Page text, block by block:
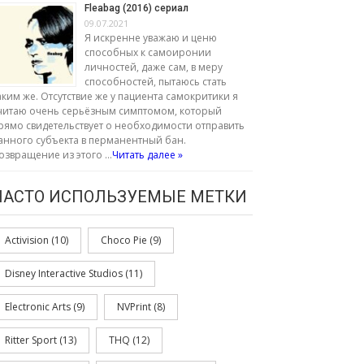
Fleabag (2016) сериал
09.07.2021
Я искренне уважаю и ценю
способных к самоиронии
личностей, даже сам, в меру
способностей, пытаюсь стать
же. Отсутствие же у пациента самокритики я
очень серьёзным симптомом, который
свидетельствует о необходимости отправить
субъекта в перманентный бан.
из этого …Читать далее »
ИСПОЛЬЗУЕМЫЕ МЕТКИ
Activision (10) Choco Pie (9)
Disney Interactive Studios (11)
Electronic Arts (9) NVPrint (8)
Ritter Sport (13) THQ (12)